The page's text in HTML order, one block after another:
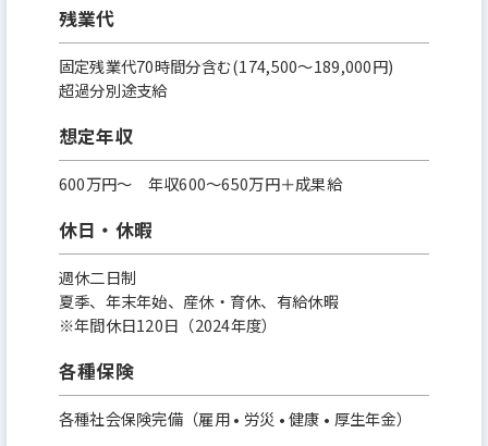
残業代
固定残業代70時間分含む(174,500～189,000円)
超過分別途支給
想定年収
600万円〜 年収600～650万円＋成果給
休日・休暇
週休二日制
夏季、年末年始、産休・育休、有給休暇
※年間休日120日（2024年度）
各種保険
各種社会保険完備（雇用 • 労災 • 健康 • 厚生年金）